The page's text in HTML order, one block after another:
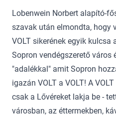
Lobenwein Norbert alapító-
szavak után elmondta, hogy
VOLT sikerének egyik kulcsa
Sopron vendégszerető város
"adalékkal" amit Sopron
igazán VOLT a VOLT! A
csak a Lővéreket lakja be -
városban, az éttermekben,